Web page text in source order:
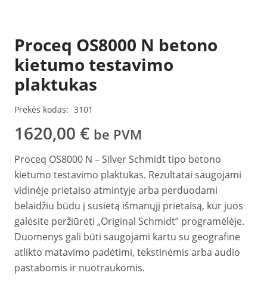
Proceq OS8000 N betono
kietumo testavimo
plaktukas
Prekės kodas: 3101
1620,00 € be PVM
Proceq OS8000 N – Silver Schmidt tipo betono
kietumo testavimo plaktukas. Rezultatai saugojami
vidinėje prietaiso atmintyje arba perduodami
belaidžiu būdu į susietą išmanųjį prietaisą, kur juos
galėsite peržiūrėti „Original Schmidt” programėlėje.
Duomenys gali būti saugojami kartu su geografine
atlikto matavimo padėtimi, tekstinėmis arba audio
pastabomis ir nuotraukomis.